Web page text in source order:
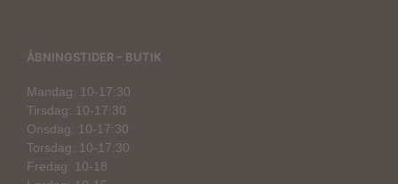
ÅBNINGSTIDER – BUTIK
Mandag: 10-17:30
Tirsdag: 10-17:30
Onsdag: 10-17:30
Torsdag: 10-17:30
Fredag: 10-18